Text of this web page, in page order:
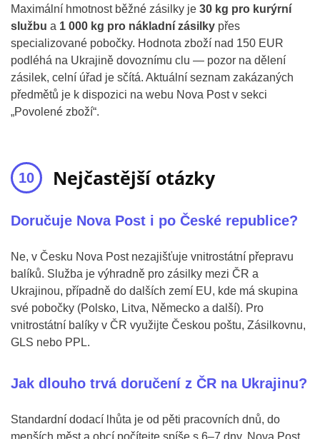
Maximální hmotnost běžné zásilky je 30 kg pro kurýrní
službu a 1 000 kg pro nákladní zásilky přes
specializované pobočky. Hodnota zboží nad 150 EUR
podléhá na Ukrajině dovoznímu clu — pozor na dělení
zásilek, celní úřad je sčítá. Aktuální seznam zakázaných
předmětů je k dispozici na webu Nova Post v sekci
„Povolené zboží“.
Nejčastější otázky
Doručuje Nova Post i po České republice?
Ne, v Česku Nova Post nezajišťuje vnitrostátní přepravu
balíků. Služba je výhradně pro zásilky mezi ČR a
Ukrajinou, případně do dalších zemí EU, kde má skupina
své pobočky (Polsko, Litva, Německo a další). Pro
vnitrostátní balíky v ČR využijte Českou poštu, Zásilkovnu,
GLS nebo PPL.
Jak dlouho trvá doručení z ČR na Ukrajinu?
Standardní dodací lhůta je od pěti pracovních dnů, do
menších měst a obcí počítejte spíše s 6–7 dny. Nova Post